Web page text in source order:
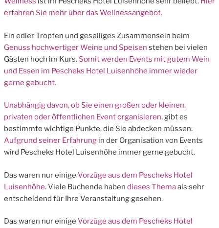
erfahren Sie mehr über das Wellnessangebot.
Ein edler Tropfen und geselliges Zusammensein beim
Genuss hochwertiger Weine und Speisen stehen bei vielen
Gästen hoch im Kurs. Somit werden Events mit gutem Wein
und Essen im Pescheks Hotel Luisenhöhe immer wieder
gerne gebucht.
Unabhängig davon, ob Sie einen großen oder kleinen,
privaten oder öffentlichen Event organisieren, gibt es
bestimmte wichtige Punkte, die Sie abdecken müssen.
Aufgrund seiner Erfahrung in der Organisation von Events
wird Pescheks Hotel Luisenhöhe immer gerne gebucht.
Das waren nur einige Vorzüge aus dem Pescheks Hotel
Luisenhöhe. Viele Buchende haben dieses Themaals sehr
entscheidend für Ihre Veranstaltung gesehen.
Das waren nur einige Vorzüge aus dem Pescheks Hotel